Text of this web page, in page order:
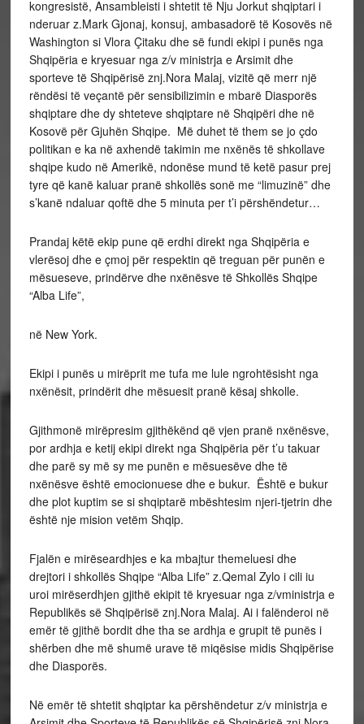
kongresistë, Ansambleisti i shtetit të Nju Jorkut shqiptari i
nderuar z.Mark Gjonaj, konsuj, ambasadorë të Kosovës në
Washington si Vlora Çitaku dhe së fundi ekipi i punës nga
Shqipëria e kryesuar nga z/v ministrja e Arsimit dhe
sporteve të Shqipërisë znj.Nora Malaj, vizitë që merr një
rëndësi të veçantë për sensibilizimin e mbarë Diasporës
shqiptare dhe dy shteteve shqiptare në Shqipëri dhe në
Kosovë për Gjuhën Shqipe. Më duhet të them se jo çdo
politikan e ka në axhendë takimin me nxënës të shkollave
shqipe kudo në Amerikë, ndonëse mund të ketë pasur prej
tyre që kanë kaluar pranë shkollës sonë me “limuzinë” dhe
s’kanë ndaluar qoftë dhe 5 minuta per t’i përshëndetur…
Prandaj këtë ekip pune që erdhi direkt nga Shqipëria e
vlerësoj dhe e çmoj për respektin që treguan për punën e
mësueseve, prindërve dhe nxënësve të Shkollës Shqipe
“Alba Life”,
në New York.
Ekipi i punës u mirëprit me tufa me lule ngrohtësisht nga
nxënësit, prindërit dhe mësuesit pranë kësaj shkolle.
Gjithmonë mirëpresim gjithëkënd që vjen pranë nxënësve,
por ardhja e ketij ekipi direkt nga Shqipëria për t’u takuar
dhe parë sy më sy me punën e mësuesëve dhe të
nxënësve është emocionuese dhe e bukur. Është e bukur
dhe plot kuptim se si shqiptarë mbështesim njeri-tjetrin dhe
është nje mision vetëm Shqip.
Fjalën e mirëseardhjes e ka mbajtur themeluesi dhe
drejtori i shkollës Shqipe “Alba Life” z.Qemal Zylo i cili iu
uroi mirëserdhjen gjithë ekipit të kryesuar nga z/vministrja e
Republikës së Shqipërisë znj.Nora Malaj. Ai i falënderoi në
emër të gjithë bordit dhe tha se ardhja e grupit të punës i
shërben dhe më shumë urave të miqësise midis Shqipërise
dhe Diasporës.
Në emër të shtetit shqiptar ka përshëndetur z/v ministrja e